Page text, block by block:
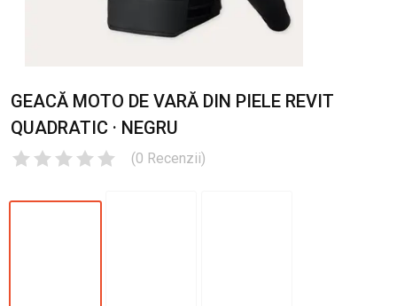
GEACĂ MOTO DE VARĂ DIN PIELE REVIT
QUADRATIC · NEGRU
(0 Recenzii)